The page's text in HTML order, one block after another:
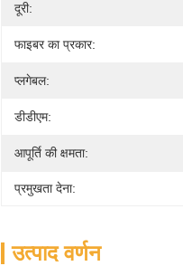
दूरी:
फाइबर का प्रकार:
प्लगेबल:
डीडीएम:
आपूर्ति की क्षमता:
प्रमुखता देना:
उत्पाद वर्णन